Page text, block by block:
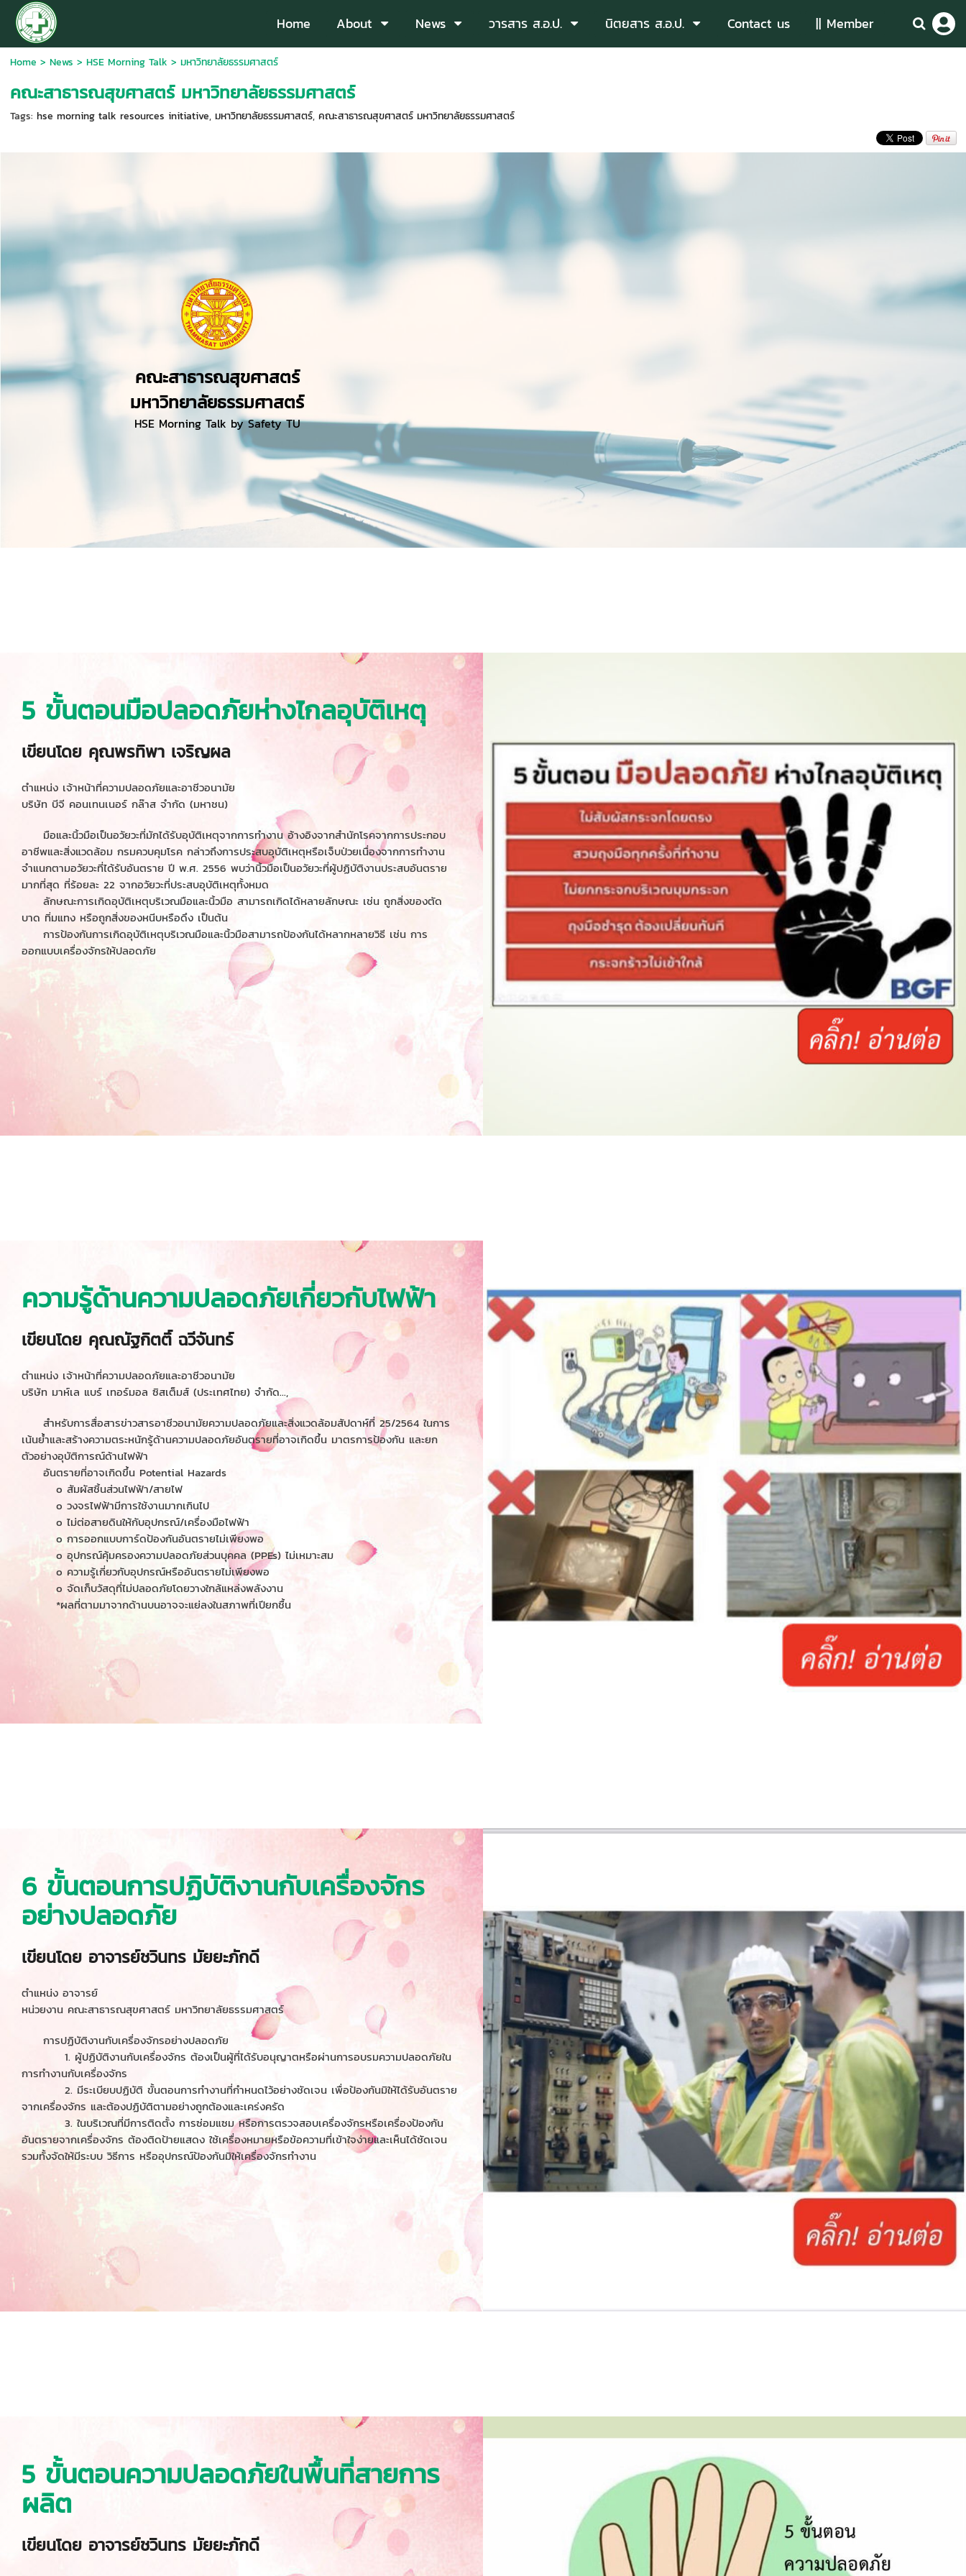
Home About News วารสาร ส.อ.ป. นิตยสาร ส.อ.ป. Contact us || Member
Home > News > HSE Morning Talk > มหาวิทยาลัยธรรมศาสตร์
คณะสาธารณสุขศาสตร์ มหาวิทยาลัยธรรมศาสตร์
Tags: hse morning talk resources initiative, มหาวิทยาลัยธรรมศาสตร์, คณะสาธารณสุขศาสตร์ มหาวิทยาลัยธรรมศาสตร์
คณะสาธารณสุขศาสตร์
มหาวิทยาลัยธรรมศาสตร์
HSE Morning Talk by Safety TU
5 ขั้นตอนมือปลอดภัยห่างไกลอุบัติเหตุ
เขียนโดย คุณพรทิพา เจริญผล
ตำแหน่ง เจ้าหน้าที่ความปลอดภัยและอาชีวอนามัย
บริษัท บีจี คอนเทนเนอร์ กล๊าส จำกัด (มหาชน​)
มือและนิ้วมือเป็นอวัยวะที่มักได้รับอุบัติเหตุจากการทำงาน อ้างอิงจากสำนักโรคจากการประกอบ
อาชีพและสิ่งแวดล้อม กรมควบคุมโรค กล่าวถึงการประสบอุบัติเหตุหรือเจ็บป่วยเนื่องจากการทำงาน
จำแนกตามอวัยวะที่ได้รับอันตราย ปี พ.ศ. 2556 พบว่านิ้วมือเป็นอวัยวะที่ผู้ปฏิบัติงานประสบอันตราย
มากที่สุด ที่ร้อยละ 22 จากอวัยวะที่ประสบอุบัติเหตุทั้งหมด
ลักษณะการเกิดอุบัติเหตุบริเวณมือและนิ้วมือ สามารถเกิดได้หลายลักษณะ เช่น ถูกสิ่งของตัด
บาด ทิ่มแทง หรือถูกสิ่งของหนีบหรือดึง เป็นต้น
การป้องกันการเกิดอุบัติเหตุบริเวณมือและนิ้วมือสามารถป้องกันได้หลากหลายวิธี เช่น การ
ออกแบบเครื่องจักรให้ปลอดภัย
ความรู้ด้านความปลอดภัยเกี่ยวกับไฟฟ้า
เขียนโดย คุณณัฐกิตติ์ ฉวีจันทร์
ตำแหน่ง เจ้าหน้าที่ความปลอดภัยและอาชีวอนามัย
บริษัท มาห์เล แบร์ เทอร์มอล ซิสเต็มส์ (ประเทศไทย) จำกัด...,
สำหรับการสื่อสารข่าวสารอาชีวอนามัยความปลอดภัยและสิ่งแวดล้อมสัปดาห์ที่ 25/2564 ในการ
เน้นย้ำและสร้างความตระหนักรู้ด้านความปลอดภัยอันตรายที่อาจเกิดขึ้น มาตรการป้องกัน และยก
ตัวอย่างอุบัติการณ์ด้านไฟฟ้า
อันตรายที่อาจเกิดขึ้น Potential Hazards
o สัมผัสชิ้นส่วนไฟฟ้า/สายไฟ
o วงจรไฟฟ้ามีการใช้งานมากเกินไป
o ไม่ต่อสายดินให้กับอุปกรณ์/เครื่องมือไฟฟ้า
o การออกแบบการ์ดป้องกันอันตรายไม่เพียงพอ
o อุปกรณ์คุ้มครองความปลอดภัยส่วนบุคคล (PPEs) ไม่เหมาะสม
o ความรู้เกี่ยวกับอุปกรณ์หรืออันตรายไม่เพียงพอ
o จัดเก็บวัสดุที่ไม่ปลอดภัยโดยวางใกล้แหล่งพลังงาน
*ผลที่ตามมาจากด้านบนอาจจะแย่ลงในสภาพที่เปียกชื้น
6 ขั้นตอนการปฏิบัติงานกับเครื่องจักร
อย่างปลอดภัย
เขียนโดย อาจารย์ชวินทร มัยยะภักดี
ตำแหน่ง อาจารย์
หน่วยงาน คณะสาธารณสุขศาสตร์ มหาวิทยาลัยธรรมศาสตร์
การปฏิบัติงานกับเครื่องจักรอย่างปลอดภัย
1. ผู้ปฏิบัติงานกับเครื่องจักร ต้องเป็นผู้ที่ได้รับอนุญาตหรือผ่านการอบรมความปลอดภัยใน
การทำงานกับเครื่องจักร
2. มีระเบียบปฏิบัติ ขั้นตอนการทำงานที่กำหนดไว้อย่างชัดเจน เพื่อป้องกันมิให้ได้รับอันตราย
จากเครื่องจักร และต้องปฏิบัติตามอย่างถูกต้องและเคร่งครัด
3. ในบริเวณที่มีการติดตั้ง การซ่อมแซม หรือการตรวจสอบเครื่องจักรหรือเครื่องป้องกัน
อันตรายจากเครื่องจักร ต้องติดป้ายแสดง ใช้เครื่องหมายหรือข้อความที่เข้าใจง่ายและเห็นได้ชัดเจน
รวมทั้งจัดให้มีระบบ วิธีการ หรืออุปกรณ์ป้องกันมิให้เครื่องจักรทำงาน
5 ขั้นตอนความปลอดภัยในพื้นที่สายการ
ผลิต
เขียนโดย อาจารย์ชวินทร มัยยะภักดี